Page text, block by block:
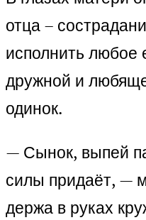
отца –
исполнить любое
дружной и
одинок.
— Сынок, выпей
силы придаёт, —
держа в руках